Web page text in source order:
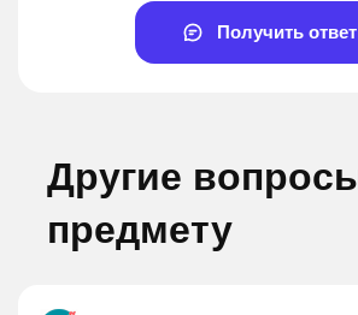
Получить ответ
Другие
предмету